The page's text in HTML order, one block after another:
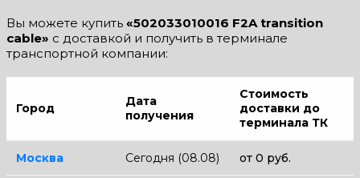
Вы можете купить «502033010016 F2A transition
cable» с доставкой и получить в терминале
транспортной компании:
Город
Дата
получения
Стоимость
доставки до
терминала ТК
Москва Сегодня (08.08) от 0 руб.